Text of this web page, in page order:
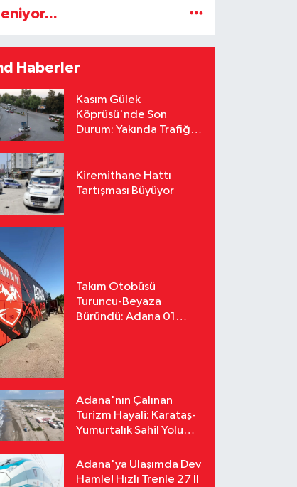
Haberler
Kasım Gülek
Köprüsü'nde Son
Durum: Yakında Trafiğe
Kiremithane Hattı
Tartışması Büyüyor
Takım Otobüsü
Turuncu-Beyaza
Büründü: Adana 01
Adana'nın Çalınan
Turizm Hayali: Karataş-
Yumurtalık Sahil Yolu
Adana'ya Ulaşımda Dev
Hamle! Hızlı Trenle 27 İl